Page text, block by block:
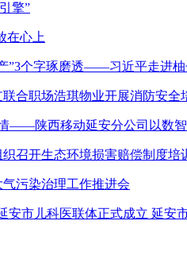
擎”
在心上
”3个字琢磨透——习近平走进
合职场浩琪物业开展消防安全
——陕西移动延安分公司以数
召开生态环境损害赔偿制度培
污染治理工作推进会
安市儿科医联体正式成立 延安